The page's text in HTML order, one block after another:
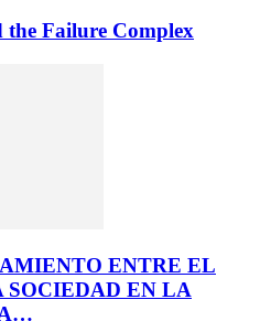
the Failure Complex
ENTRE EL
SOCIEDAD EN LA